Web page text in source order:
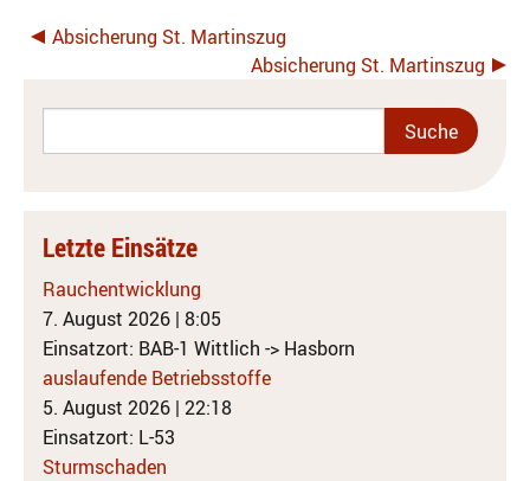
Absicherung St. Martinszug
Absicherung St. Martinszug
Letzte Einsätze
Rauchentwicklung
7. August 2026 | 8:05
Einsatzort: BAB-1 Wittlich -> Hasborn
auslaufende Betriebsstoffe
5. August 2026 | 22:18
Einsatzort: L-53
Sturmschaden